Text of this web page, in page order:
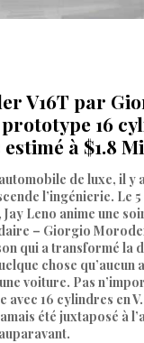
V16T par
16
à $1.8
de luxe, il y
l’ingénierie. Le
Jay Leno anime une
– Giorgio
qui a transformé la
chose qu’aucun
voiture. Pas
avec 16 cylindres en V.
été juxtaposé à